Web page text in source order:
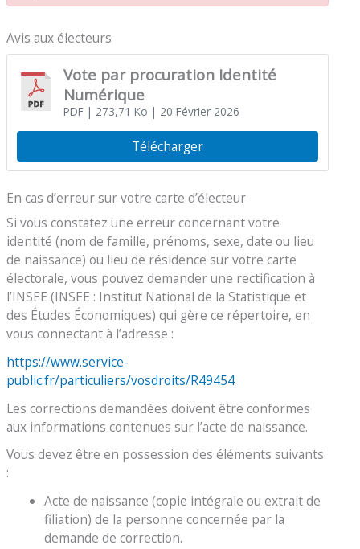
Avis aux électeurs
Vote par procuration Identité
Numérique
PDF| 273,71 Ko | 20 Février 2026
Télécharger
En cas d’erreur sur votre carte d’électeur
Si vous constatez une erreur concernant votre
identité (nom de famille, prénoms, sexe, date ou lieu
de naissance) ou lieu de résidence sur votre carte
électorale, vous pouvez demander une rectification à
l’INSEE (INSEE : Institut National de la Statistique et
des Études Économiques) qui gère ce répertoire, en
vous connectant à l’adresse :
https://www.service-
public.fr/particuliers/vosdroits/R49454
Les corrections demandées doivent être conformes
aux informations contenues sur l’acte de naissance.
Vous devez être en possession des éléments suivants
:
Acte de naissance (copie intégrale ou extrait de
filiation) de la personne concernée par la
demande de correction.